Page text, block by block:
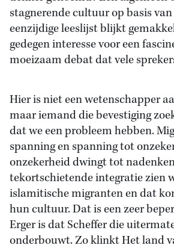
stagnerende cultuur op basis
eenzijdige leeslijst blijkt
gedegen interesse voor een
moeizaam debat dat vele
Hier is niet een wetenschapper
maar iemand die bevestiging
dat we een probleem hebben.
spanning en spanning tot
onzekerheid dwingt tot
tekortschietende integratie zien
islamitische migranten en dat
hun cultuur. Dat is een zeer
Erger is dat Scheffer die
onderbouwt. Zo klinkt Het land